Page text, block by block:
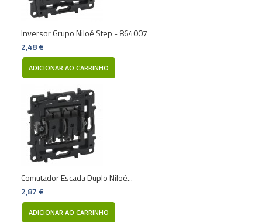
Inversor Grupo Niloé Step - 864007
2,48 €
ADICIONAR AO CARRINHO
Comutador Escada Duplo Niloé...
2,87 €
ADICIONAR AO CARRINHO